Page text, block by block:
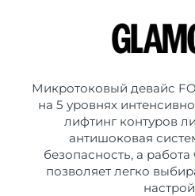
Микротоковый девайс
на 5 уровнях
лифтинг контуров
антишоковая
безопасность, а
позволяет легко